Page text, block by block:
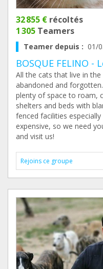
32 855 € récoltés
1 305 Teamers
Teamer depuis : 01/
BOSQUE FELINO
All the cats that live in
abandoned and
plenty of space to roam,
shelters and beds with
fenced facilities
expensive, so we need
and visit us!
Rejoins ce groupe